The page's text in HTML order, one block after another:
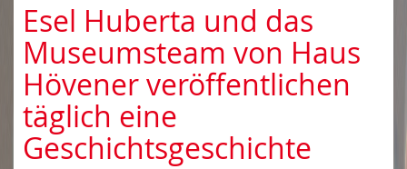
Esel Huberta und das
Museumsteam von Haus
Hövener veröffentlichen
täglich eine
Geschichtsgeschichte